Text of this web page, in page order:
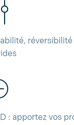
: apportez vos